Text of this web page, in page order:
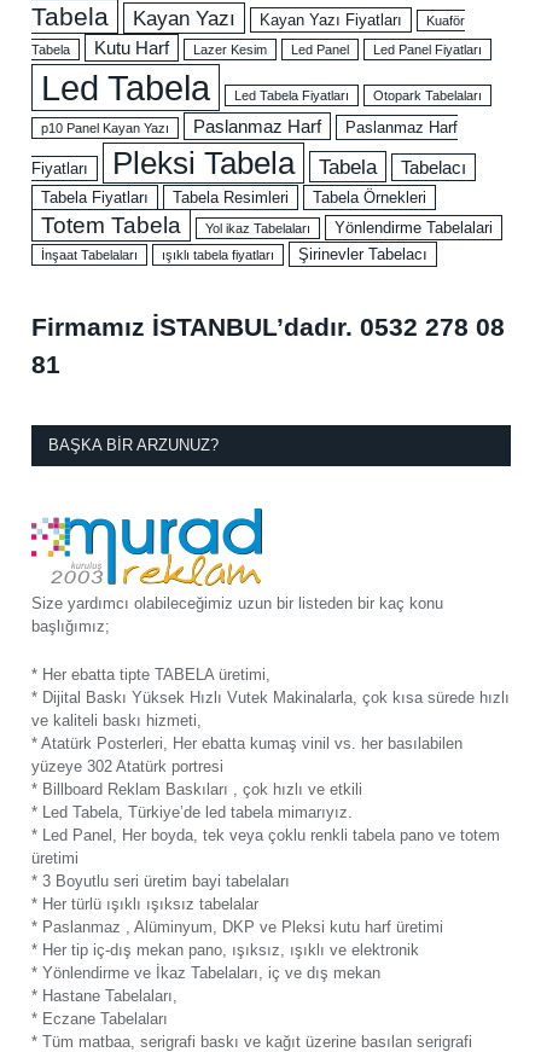
Tabela
Kayan Yazı Kayan Yazı Fiyatları
Kuaför
Tabela
Kutu Harf Lazer Kesim Led Panel Led Panel Fiyatları
Led Tabela Led Tabela Fiyatları Otopark Tabelaları
p10 Panel Kayan Yazı Paslanmaz Harf Paslanmaz Harf
Fiyatları Pleksi Tabela Tabela Tabelacı
Tabela Fiyatları Tabela Resimleri Tabela Örnekleri
Totem Tabela Yol ikaz Tabelaları Yönlendirme Tabelalari
İnşaat Tabelaları ışıklı tabela fiyatları Şirinevler Tabelacı
Firmamız İSTANBUL’dadır. 0532 278 08
81
BAŞKA BIR ARZUNUZ?
Size yardımcı olabileceğimiz uzun bir listeden bir kaç konu
başlığımız;
* Her ebatta tipte TABELA üretimi,
* Dijital Baskı Yüksek Hızlı Vutek Makinalarla, çok kısa sürede hızlı
ve kaliteli baskı hizmeti,
* Atatürk Posterleri, Her ebatta kumaş vinil vs. her basılabilen
yüzeye 302 Atatürk portresi
* Billboard Reklam Baskıları , çok hızlı ve etkili
* Led Tabela, Türkiye’de led tabela mimarıyız.
* Led Panel, Her boyda, tek veya çoklu renkli tabela pano ve totem
üretimi
* 3 Boyutlu seri üretim bayi tabelaları
* Her türlü ışıklı ışıksız tabelalar
* Paslanmaz , Alüminyum, DKP ve Pleksi kutu harf üretimi
* Her tip iç-dış mekan pano, ışıksız, ışıklı ve elektronik
* Yönlendirme ve İkaz Tabelaları, iç ve dış mekan
* Hastane Tabelaları,
* Eczane Tabelaları
* Tüm matbaa, serigrafi baskı ve kağıt üzerine basılan serigrafi